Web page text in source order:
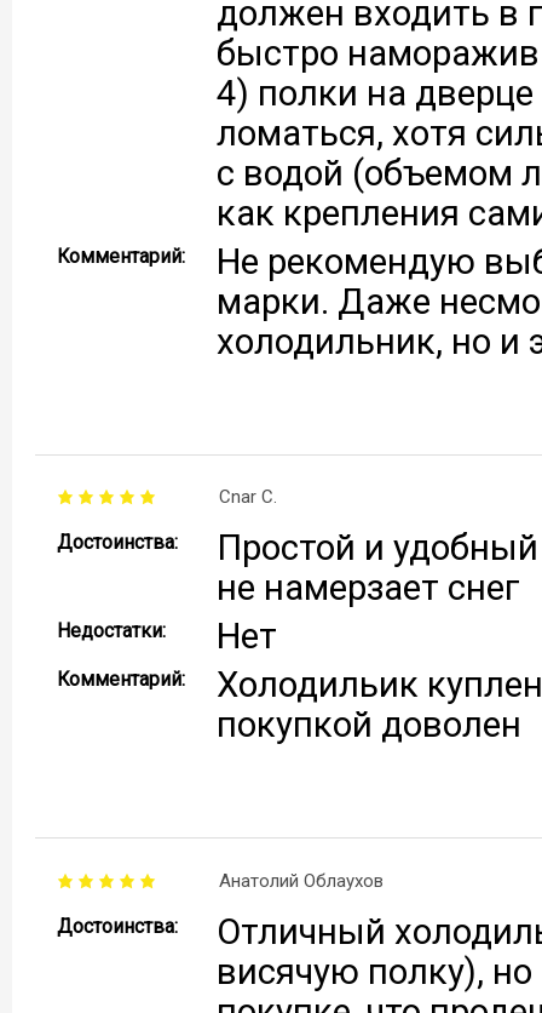
должен входить в
быстро
4) полки на дверце
ломаться, хотя
с водой (объемом
как крепления
Комментарий:
Не рекомендую
марки. Даже
холодильник, но и
Cnar C.
Достоинства:
Простой и
не намерзает снег
Недостатки: Нет
Комментарий:
Холодильик
покупкой доволен
Анатолий Облаухов
Достоинства:
Отличный
висячую полку),